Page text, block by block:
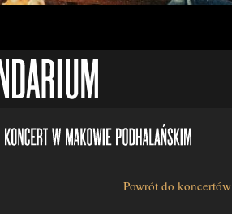
Powrót do koncertów